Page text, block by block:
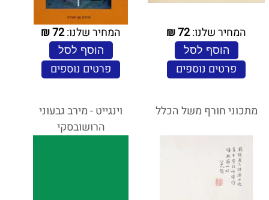
המחיר שלנו:72
₪
הוסף לסל
פרטים נוספים
המחיר שלנו:72
₪
הוסף לסל
פרטים נוספים
מתכוני חורף משל הכלל
וינגייט - מירב גבעוני
הרושובסקי